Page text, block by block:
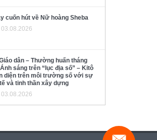
cuốn hút về Nữ hoàng Sheba
dân – Thường huấn tháng
sáng trên “lục địa số” – Kitô
diện trên môi trường số với sự
và tinh thần xây dựng